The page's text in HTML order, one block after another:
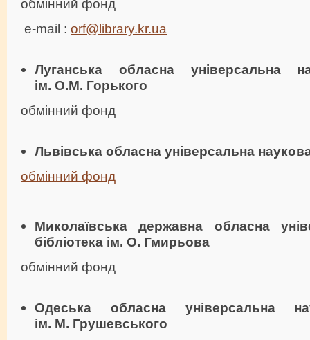
обмінний фонд
e-mail : orf@library.kr.ua
Луганська обласна універсальна
ім. О.М. Горького
обмінний фонд
Львівська обласна універсальна
обмінний фонд
Миколаївська державна обласна
бібліотека ім. О. Гмирьова
обмінний фонд
Одеська обласна універсальна
ім. М. Грушевського